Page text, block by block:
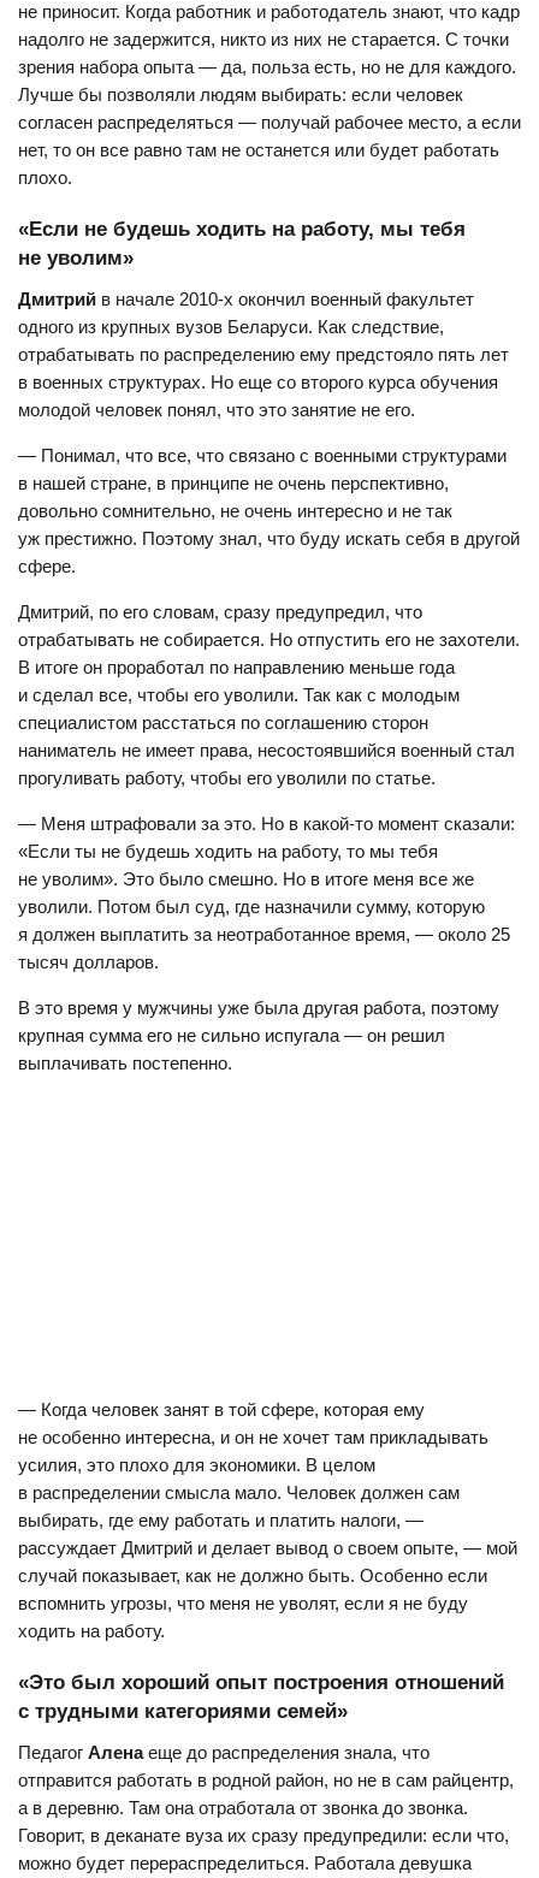
не приносит. Когда работник и работодатель знают, что кадр
надолго не задержится, никто из них не старается. С точки
зрения набора опыта — да, польза есть, но не для каждого.
Лучше бы позволяли людям выбирать: если человек
согласен распределяться — получай рабочее место, а если
нет, то он все равно там не останется или будет работать
плохо.
«Если не будешь ходить на работу, мы тебя
не уволим»
Дмитрий в начале 2010-х окончил военный факультет
одного из крупных вузов Беларуси. Как следствие,
отрабатывать по распределению ему предстояло пять лет
в военных структурах. Но еще со второго курса обучения
молодой человек понял, что это занятие не его.
— Понимал, что все, что связано с военными структурами
в нашей стране, в принципе не очень перспективно,
довольно сомнительно, не очень интересно и не так
уж престижно. Поэтому знал, что буду искать себя в другой
сфере.
Дмитрий, по его словам, сразу предупредил, что
отрабатывать не собирается. Но отпустить его не захотели.
В итоге он проработал по направлению меньше года
и сделал все, чтобы его уволили. Так как с молодым
специалистом расстаться по соглашению сторон
наниматель не имеет права, несостоявшийся военный стал
прогуливать работу, чтобы его уволили по статье.
— Меня штрафовали за это. Но в какой-то момент сказали:
«Если ты не будешь ходить на работу, то мы тебя
не уволим». Это было смешно. Но в итоге меня все же
уволили. Потом был суд, где назначили сумму, которую
я должен выплатить за неотработанное время, — около 25
тысяч долларов.
В это время у мужчины уже была другая работа, поэтому
крупная сумма его не сильно испугала — он решил
выплачивать постепенно.
— Когда человек занят в той сфере, которая ему
не особенно интересна, и он не хочет там прикладывать
усилия, это плохо для экономики. В целом
в распределении смысла мало. Человек должен сам
выбирать, где ему работать и платить налоги, —
рассуждает Дмитрий и делает вывод о своем опыте, — мой
случай показывает, как не должно быть. Особенно если
вспомнить угрозы, что меня не уволят, если я не буду
ходить на работу.
«Это был хороший опыт построения отношений
с трудными категориями семей»
Педагог Аленаеще до распределения знала, что
отправится работать в родной район, но не в сам райцентр,
а в деревню. Там она отработала от звонка до звонка.
Говорит, в деканате вуза их сразу предупредили: если что,
можно будет перераспределиться. Работала девушка